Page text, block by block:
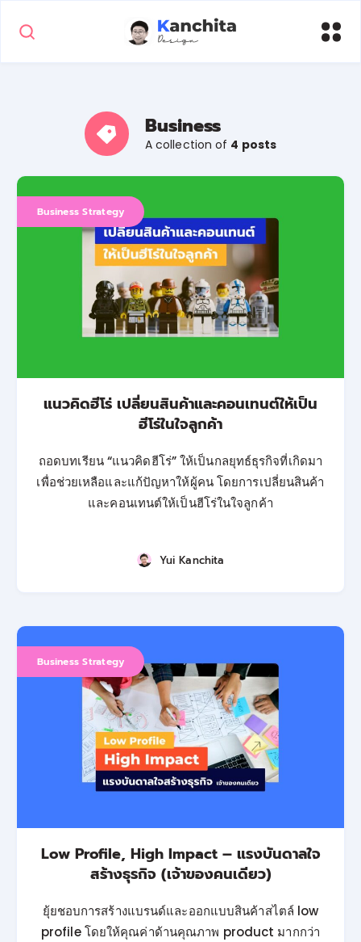
Business
A collection of 4 posts
Business Strategy
แนวคิดฮีโร่ เปลี่ยนสินค้าและคอนเทนต์ให้เป็น
ฮีโร่ในใจลูกค้า
ถอดบทเรียน “แนวคิดฮีโร่” ให้เป็นกลยุทธ์ธุรกิจที่เกิดมา
เพื่อช่วยเหลือและแก้ปัญหาให้ผู้คน โดยการเปลี่ยนสินค้า
และคอนเทนต์ให้เป็นฮีโร่ในใจลูกค้า
Yui Kanchita
Business Strategy
Low Profile, High Impact – แรงบันดาลใจ
สร้างธุรกิจ (เจ้าของคนเดียว)
ยุ้ยชอบการสร้างแบรนด์และออกแบบสินค้าสไตล์ low
profile โดยให้คุณค่าด้านคุณภาพ product มากกว่า